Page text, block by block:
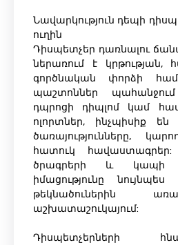
Նավարկություն դեպի
ուղին
Դիսպետչեր դառնալու
ներառում է
գործնական փորձի
պաշտոններ
դպրոցի դիպլոմ կամ
ոլորտներ, ինչպիսիք
ծառայությունները,
հատուկ հավաստագրեր:
ծրագրերի և կապի
իմացությունը
թեկնածուներին
աշխատաշուկայում:
Դիսպետչերների